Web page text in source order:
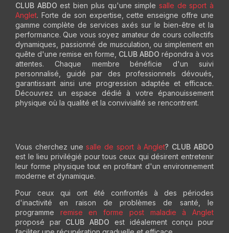
CLUB ABDOest bien plus qu'une simple salle de sport à
Anglet. Forte de son expertise, cette enseigne offre une
gamme complète de services axés sur le bien-être et la
performance. Que vous soyez amateur de cours collectifs
dynamiques, passionné de musculation, ou simplement en
quête d'une remise en forme, CLUB ABDO répondra à vos
attentes. Chaque membre bénéficie d'un suivi
personnalisé, guidé par des professionnels dévoués,
garantissant ainsi une progression adaptée et efficace.
Découvrez un espace dédié à votre épanouissement
physique où la qualité et la convivialité se rencontrent.
Vous cherchez unesalle de sport à Anglet? CLUB ABDO
est le lieu privilégié pour tous ceux qui désirent entretenir
leur forme physique tout en profitant d'un environnement
moderne et dynamique.
Pour ceux qui ont été confrontés à des périodes
d'inactivité en raison de problèmes de santé, le
programme remise en forme post maladie à Anglet
proposé par CLUB ABDO est idéalement conçu pour